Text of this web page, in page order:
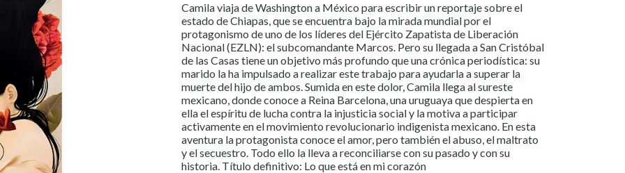
Camila viaja de Washington a México para escribir un reportaje sobre el
estado de Chiapas, que se encuentra bajo la mirada mundial por el
protagonismo de uno de los líderes del Ejército Zapatista de Liberación
Nacional (EZLN): el subcomandante Marcos. Pero su llegada a San Cristóbal
de las Casas tiene un objetivo más profundo que una crónica periodística: su
marido la ha impulsado a realizar este trabajo para ayudarla a superar la
muerte del hijo de ambos. Sumida en este dolor, Camila llega al sureste
mexicano, donde conoce a Reina Barcelona, una uruguaya que despierta en
ella el espíritu de lucha contra la injusticia social y la motiva a participar
activamente en el movimiento revolucionario indigenista mexicano. En esta
aventura la protagonista conoce el amor, pero también el abuso, el maltrato
y el secuestro. Todo ello la lleva a reconciliarse con su pasado y con su
historia. Título definitivo: Lo que está en mi corazón